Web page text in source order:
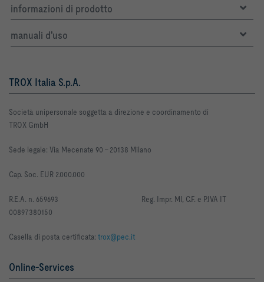
informazioni di prodotto
manuali d'uso
TROX Italia S.p.A.
Società unipersonale soggetta a direzione e coordinamento di
TROX GmbH
Sede legale: Via Mecenate 90 -20138 Milano
Cap. Soc. EUR 2.000.000
R.E.A. n. 659693 Reg. Impr. MI, C.F. e P.IVA IT
00897380150
Casella di posta certificata: trox@pec.it
Online-Services